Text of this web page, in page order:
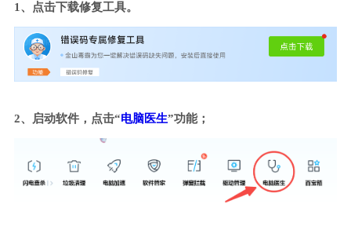
1、点击下载修复工具。
2、启动软件，点击“电脑医生”功能；